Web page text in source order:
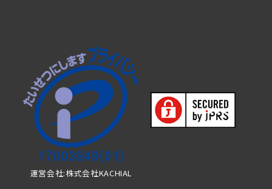
運営会社:株式会社KACHIAL